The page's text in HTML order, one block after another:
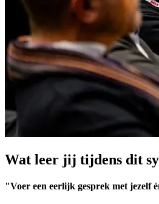
Wat leer jij tijdens dit
"Voer een eerlijk gesprek met jezelf